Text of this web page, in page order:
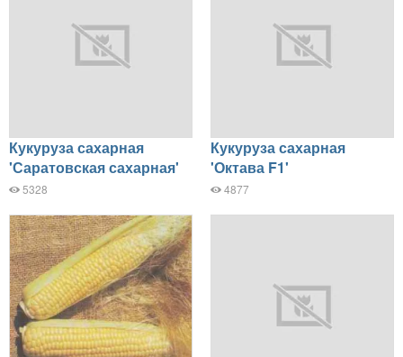
Кукуруза сахарная
'Саратовская сахарная'
5328
Кукуруза сахарная
'Октава F1'
4877